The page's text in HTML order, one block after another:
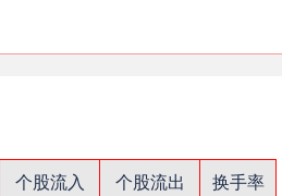
个股流入 个股流出
换手率